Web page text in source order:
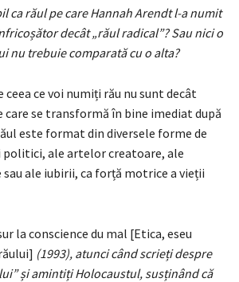
ca răul pe care Hannah Arendt l-a numit
decât „răul radical”? Sau nici o
nu trebuie comparată cu o alta?
ce voi numiți rău nu sunt decât
se transformă în bine imediat după
este format din diversele forme de
politici, ale artelor creatoare, ale
ale iubirii, ca forță motrice a vieții
la conscience du mal [Etica, eseu
(1993), atunci când scrieți despre
și amintiți Holocaustul, susținând că